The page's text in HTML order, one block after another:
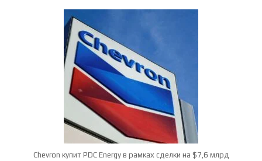
Chevron купит PDC Energy в рамках сделки на $7,6 млрд